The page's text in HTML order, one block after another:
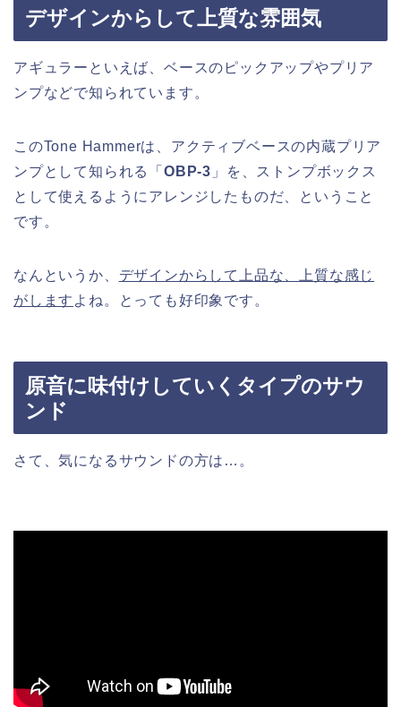
デザインからして上質な雰囲気
アギュラーといえば、ベースのピックアップやプリア
ンプなどで知られています。
このTone Hammerは、アクティブベースの内蔵プリア
ンプとして知られる「 OBP-3 」を、ストンプボックス
として使えるようにアレンジしたものだ、ということ
です。
なんというか、 デザインからして上品な、上質な感じ
がします よね。とっても好印象です。
原音に味付けしていくタイプのサウ
ンド
さて、気になるサウンドの方は…。